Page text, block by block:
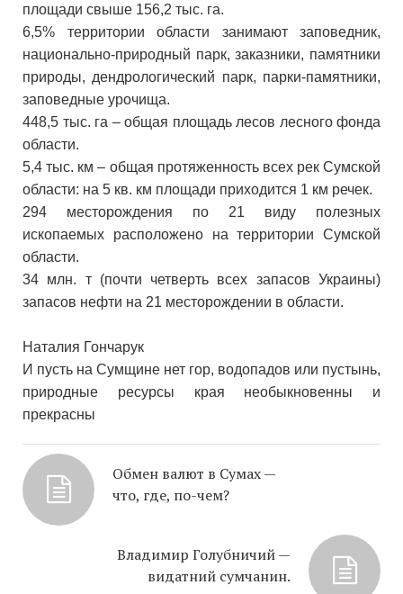
площади свыше 156,2 тыс. га.
6,5% территории области занимают заповедник,
национально-природный парк, заказники, памятники
природы, дендрологический парк, парки-памятники,
заповедные урочища.
448,5 тыс. га – общая площадь лесов лесного фонда
области.
5,4 тыс. км– общая протяженность всех рек Сумской
области: на 5 кв. км площади приходится 1 км речек.
294 месторождения по 21 виду полезных
ископаемых расположено на территории Сумской
области.
34 млн. т (почти четверть всех запасов Украины)
запасов нефти на 21 месторождении в области.
Наталия Гончарук
И пусть на Сумщине нет гор, водопадов или пустынь,
природные ресурсы края необыкновенны и
прекрасны
Обмен валют в Сумах —
что, где, по-чем?
Владимир Голубничий —
видатний сумчанин.